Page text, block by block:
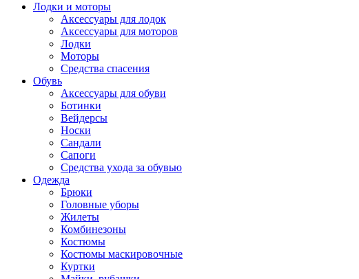
Лодки и моторы
Аксессуары для лодок
Аксессуары для моторов
Лодки
Моторы
Средства спасения
Обувь
Аксессуары для обуви
Ботинки
Вейдерсы
Носки
Сандали
Сапоги
Средства ухода за обувью
Одежда
Брюки
Головные уборы
Жилеты
Комбинезоны
Костюмы
Костюмы маскировочные
Куртки